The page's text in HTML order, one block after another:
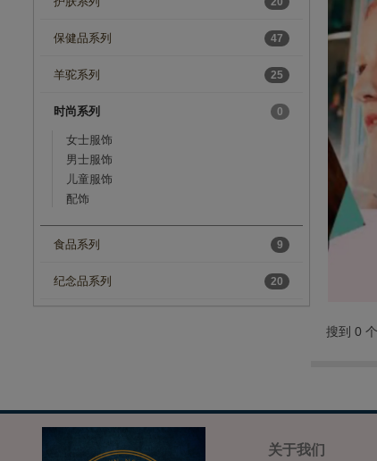
47
保健品系列
25
羊驼系列
0
时尚系列
女士服饰
男士服饰
儿童服饰
配饰
9
食品系列
20
纪念品系列
搜到 0
关于我们